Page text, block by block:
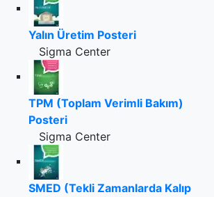
Yalın Üretim Posteri
Sigma Center
TPM (Toplam Verimli Bakım)
Posteri
Sigma Center
SMED (Tekli Zamanlarda Kalıp